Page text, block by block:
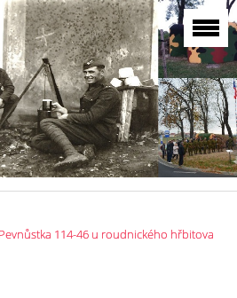
Pevnůstka 114-46 u roudnického hřbitova